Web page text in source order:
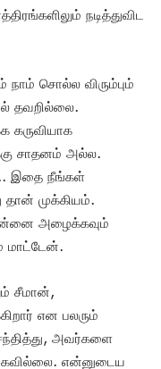
நடித்துவிட
சொல்ல விரும்பும்
தவறில்லை.
கருவியாக
சாதனம் அல்ல.
இதை நீங்கள்
தான் முக்கியம்.
என்னை அழைக்கவும்
மாட்டேன்.
சீமான்,
என பலரும்
அவர்களை
என்னுடைய